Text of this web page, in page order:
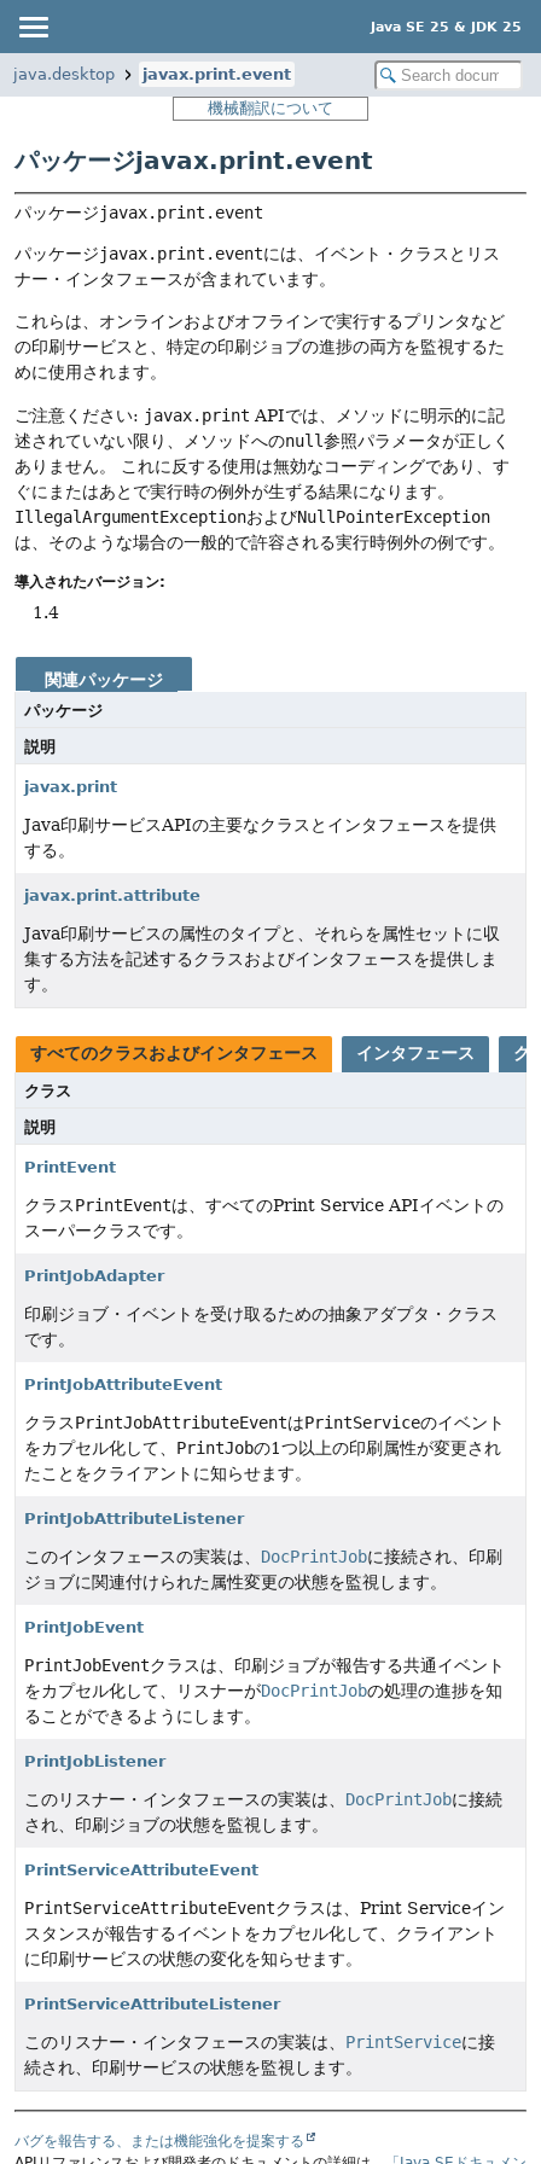
Java SE 25 & JDK 25
java.desktop
javax.print.event
機械翻訳について
パッケージjavax.print.event
パッケージjavax.print.event
パッケージjavax.print.eventには、イベント・クラスとリス
ナー・インタフェースが含まれています。
これらは、オンラインおよびオフラインで実行するプリンタなど
の印刷サービスと、特定の印刷ジョブの進捗の両方を監視するた
めに使用されます。
ご注意ください: javax.print APIでは、メソッドに明示的に記
述されていない限り、メソッドへのnull参照パラメータが正しく
ありません。
これに反する使用は無効なコーディングであり、す
ぐにまたはあとで実行時の例外が生ずる結果になります。
IllegalArgumentExceptionおよびNullPointerException
は、そのような場合の一般的で許容される実行時例外の例です。
導入されたバージョン:
1.4
関連パッケージ
パッケージ
説明
javax.print
Java印刷サービスAPIの主要なクラスとインタフェースを提供
する。
javax.print.attribute
Java印刷サービスの属性のタイプと、それらを属性セットに収
集する方法を記述するクラスおよびインタフェースを提供しま
す。
すべてのクラスおよびインタフェース インタフェース ク
クラス
説明
PrintEvent
クラスPrintEventは、すべてのPrint Service APIイベントの
スーパークラスです。
PrintJobAdapter
印刷ジョブ・イベントを受け取るための抽象アダプタ・クラス
です。
PrintJobAttributeEvent
クラスPrintJobAttributeEventはPrintServiceのイベント
をカプセル化して、 PrintJobの1つ以上の印刷属性が変更され
たことをクライアントに知らせます。
PrintJobAttributeListener
このインタフェースの実装は、 DocPrintJobに接続され、印刷
ジョブに関連付けられた属性変更の状態を監視します。
PrintJobEvent
PrintJobEventクラスは、印刷ジョブが報告する共通イベント
をカプセル化して、リスナーがDocPrintJobの処理の進捗を知
ることができるようにします。
PrintJobListener
このリスナー・インタフェースの実装は、 DocPrintJobに接続
され、印刷ジョブの状態を監視します。
PrintServiceAttributeEvent
PrintServiceAttributeEventクラスは、Print Serviceイン
スタンスが報告するイベントをカプセル化して、クライアント
に印刷サービスの状態の変化を知らせます。
PrintServiceAttributeListener
このリスナー・インタフェースの実装は、 PrintServiceに接
続され、印刷サービスの状態を監視します。
バグを報告する、または機能強化を提案する